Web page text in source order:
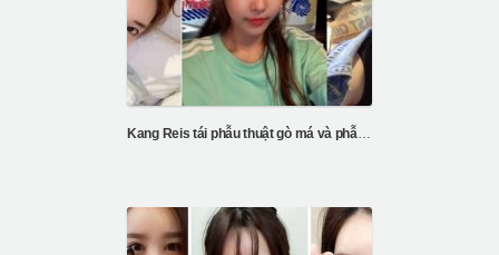
Kang Reis tái phẫu thuật gò má và phẫu thuật mũi